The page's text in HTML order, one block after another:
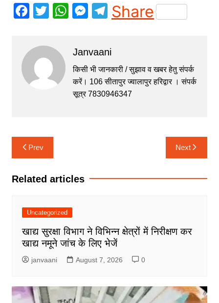
F
c
e
b
o
T
itt
er
W
s
A
p
p
M
s
e
n
T
el
gr
a
m
Share
Janvaani
किसी भी जानकारी / सुझाव व खबर हेतु संपर्क
करें। 106 सीतापुर ज्वालापुर हरिद्वार । संपर्क
सूत्र 7830946347
Post
navigation
Prev Next
Related articles
Uncategorized
खाद्य सुरक्षा विभाग ने विभिन्न क्षेत्रों में निरीक्षण कर
खाद्य नमूने जांच के लिए भेजें
janvaani August 7, 2026 0